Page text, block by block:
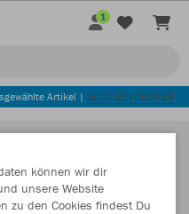
1
Artikel | JETZT ENTDECKEN
können wir dir
unsere Website
zu den Cookies findest Du